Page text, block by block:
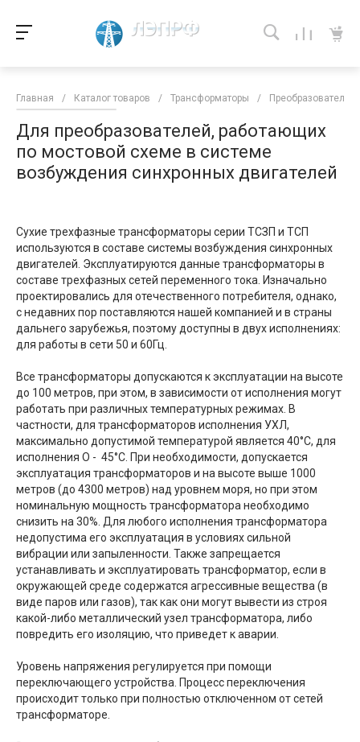
Главная / Каталог товаров / Трансформаторы /
Для преобразователей, работающих
по мостовой схеме в системе
возбуждения синхронных двигателей
Сухие трехфазные трансформаторы серии ТСЗП и ТСП
используются в составе системы возбуждения синхронных
двигателей. Эксплуатируются данные трансформаторы в
составе трехфазных сетей переменного тока. Изначально
проектировались для отечественного потребителя, однако,
с недавних пор поставляются нашей компанией и в страны
дальнего зарубежья, поэтому доступны в двух исполнениях:
для работы в сети 50 и 60Гц.
Все трансформаторы допускаются к эксплуатации на высоте
до 100 метров, при этом, в зависимости от исполнения могут
работать при различных температурных режимах. В
частности, для трансформаторов исполнения УХЛ,
максимально допустимой температурой является 40°С, для
исполнения О - 45°С. При необходимости, допускается
эксплуатация трансформаторов и на высоте выше 1000
метров (до 4300 метров) над уровнем моря, но при этом
номинальную мощность трансформатора необходимо
снизить на 30%. Для любого исполнения трансформатора
недопустима его эксплуатация в условиях сильной
вибрации или запыленности. Также запрещается
устанавливать и эксплуатировать трансформатор, если в
окружающей среде содержатся агрессивные вещества (в
виде паров или газов), так как они могут вывести из строя
какой-либо металлический узел трансформатора, либо
повредить его изоляцию, что приведет к аварии.
Уровень напряжения регулируется при помощи
переключающего устройства. Процесс переключения
происходит только при полностью отключенном от сетей
трансформаторе.